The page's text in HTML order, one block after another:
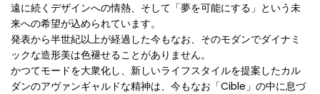
遠に続くデザインへの情熱、そして「夢を可能にする」という未
来への希望が込められています。
発表から半世紀以上が経過した今もなお、そのモダンでダイナミ
ックな造形美は色褪せることがありません。
かつてモードを大衆化し、新しいライフスタイルを提案したカル
ダンのアヴァンギャルドな精神は、今もなお「Cible」の中に息づ